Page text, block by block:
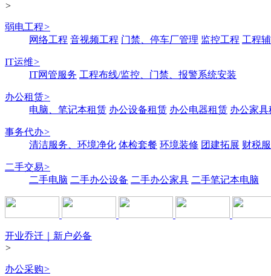
>
弱电工程>
网络工程 音视频工程 门禁、停车厂管理 监控工程 工程
IT运维>
IT网管服务 工程布线/监控、门禁、报警系统安装
办公租赁>
电脑、笔记本租赁 办公设备租赁 办公电器租赁 办公家具
事务代办>
清洁服务、环境净化 体检套餐 环境装修 团建拓展 财税
二手交易>
二手电脑 二手办公设备 二手办公家具 二手笔记本电脑
开业乔迁｜新户必备
>
办公采购>